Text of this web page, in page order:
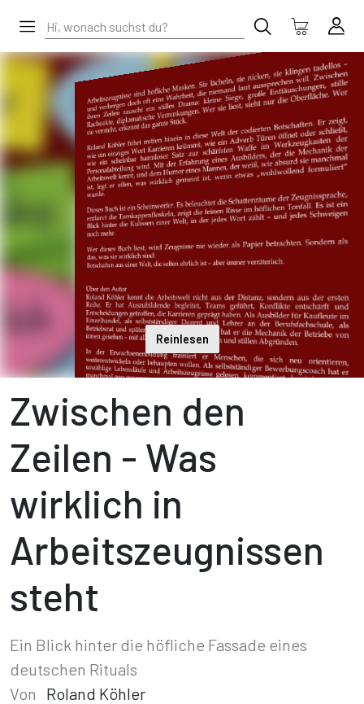
Reinlesen
Zwischen den
Zeilen - Was
wirklich in
Arbeitszeugnissen
steht
Ein Blick hinter die höfliche Fassade eines
deutschen Rituals
Von
Roland Köhler